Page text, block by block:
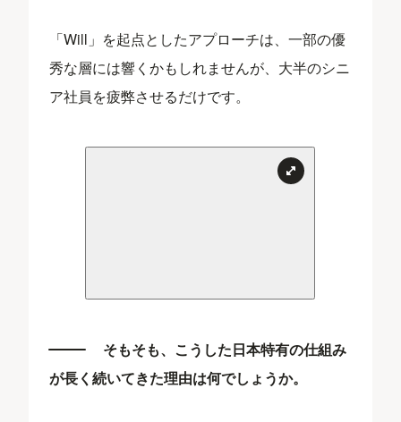
「Will」を起点としたアプローチは、一部の優
秀な層には響くかもしれませんが、大半のシニ
ア社員を疲弊させるだけです。
そもそも、こうした日本特有の仕組み
が長く続いてきた理由は何でしょうか。